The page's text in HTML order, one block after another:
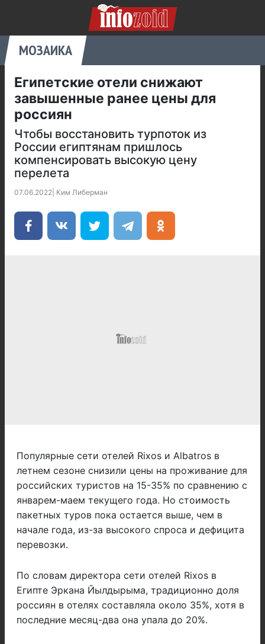
МОЗАИКА
Египетские отели снижают
завышенные ранее цены для
россиян
Чтобы восстановить турпоток из
России египтянам пришлось
компенсировать высокую цену
перелета
07.06.2022 Ким Либерман
Популярные сети отелей Rixos и Albatros в
летнем сезоне снизили цены на проживание для
российских туристов на 15-35% по сравнению с
январем-маем текущего года. Но стоимость
пакетных туров пока остается выше, чем в
начале года, из-за высокого спроса и дефицита
перевозки.
По словам директора сети отелей Rixos в
Египте Эркана Йылдырыма, традиционно доля
россиян в отелях составляла около 35%, хотя в
последние месяц-два она упала до 20%.